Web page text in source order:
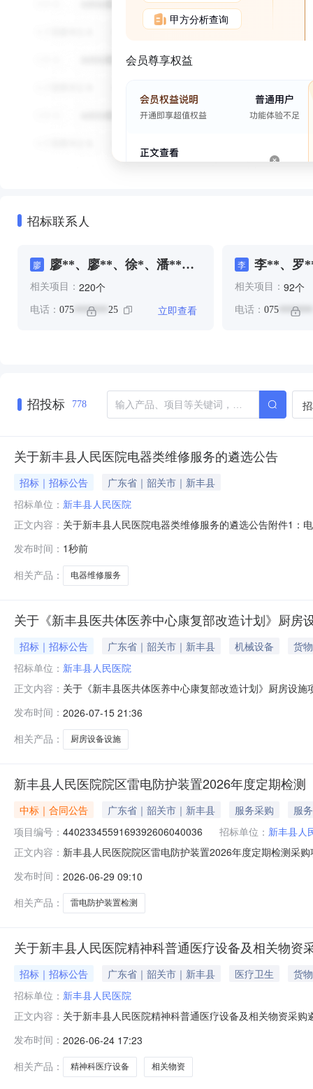
甲方分析查询
会员尊享权益
招标联系人
廖
廖**、廖**、徐*、潘**、
郑**、陈**
相关项目： 220个
电话： 075 ******* 25 立即查看
李 李**、罗
相关项目： 92个
电话： 075*******
招投标 778
关于新丰县人民医院电器类维修服务的遴选公告
招标｜招标公告
广东省｜韶关市｜新丰县
招标单位： 新丰县人民医院
正文内容： 关于新丰县人民医院电器类维修服务的遴选公告附件1：
发布时间： 1秒前
相关产品：
电器维修服务
关于《新丰县医共体医养中心康复部改造计划》厨房
招标｜招标公告 广东省｜韶关市｜新丰县 机械设备
货物
招标单位： 新丰县人民医院
正文内容： 关于《新丰县医共体医养中心康复部改造计划》厨房设
发布时间： 2026-07-15 21:36
相关产品：
厨房设备设施
新丰县人民医院院区雷电防护装置2026年度定期检测
中标｜合同公告 广东省｜韶关市｜新丰县 服务采购
服务
项目编号： 4402334559169392606040036 招标单位： 新丰县人
正文内容： 新丰县人民医院院区雷电防护装置2026年度定期检测采
￥10,950.00元合同签订时间：2026年06月16日履约人
发布时间： 2026-06-29 09:10
相关产品：
雷电防护装置检测
关于新丰县人民医院精神科普通医疗设备及相关物资
招标｜招标公告 广东省｜韶关市｜新丰县 医疗卫生
货物
招标单位： 新丰县人民医院
正文内容： 关于新丰县人民医院精神科普通医疗设备及相关物资采购
发布时间： 2026-06-24 17:23
相关产品：
精神科医疗设备 相关物资